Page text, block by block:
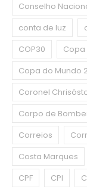
Conselho
conta de luz
COP30
Copa
Copa do Mundo
Coronel
Corpo de
Correios
Costa Marques
CPF
CPI